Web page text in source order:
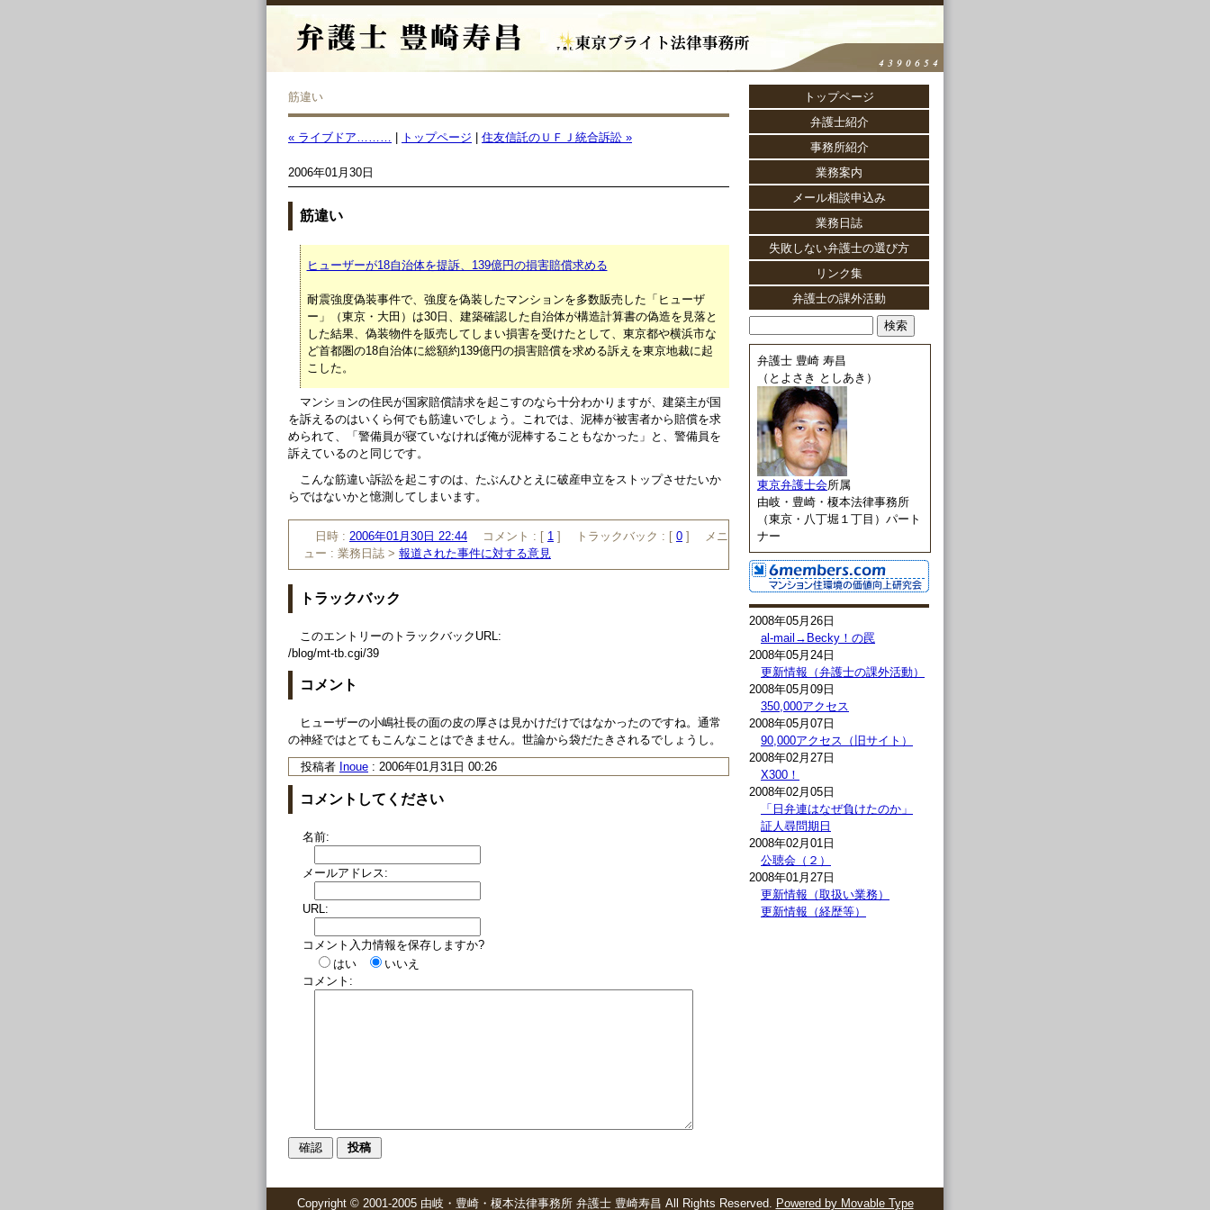
筋違い
« ライブドア……… トップページ 住友信託のＵＦＪ統合訴訟 »
2006年01月30日
筋違い
ヒューザーが18自治体を提訴、139億円の損害賠償求める
耐震強度偽装事件で、強度を偽装したマンションを多数販売した「ヒューザ
ー」（東京・大田）は30日、建築確認した自治体が構造計算書の偽造を見落と
した結果、偽装物件を販売してしまい損害を受けたとして、東京都や横浜市な
ど首都圏の18自治体に総額約139億円の損害賠償を求める訴えを東京地裁に起
こした。
マンションの住民が国家賠償請求を起こすのなら十分わかりますが、建築主が国
を訴えるのはいくら何でも筋違いでしょう。これでは、泥棒が被害者から賠償を求
められて、「警備員が寝ていなければ俺が泥棒することもなかった」と、警備員を
訴えているのと同じです。
こんな筋違い訴訟を起こすのは、たぶんひとえに破産申立をストップさせたいか
らではないかと憶測してしまいます。
日時 : 2006年01月30日 22:44 コメント : [ 1 ] トラックバック : [ 0 ]
メニ
ュー : 業務日誌 > 報道された事件に対する意見
トラックバック
このエントリーのトラックバックURL:
/blog/mt-tb.cgi/39
コメント
ヒューザーの小嶋社長の面の皮の厚さは見かけだけではなかったのですね。通常
の神経ではとてもこんなことはできません。世論から袋だたきされるでしょうし。
投稿者 Inoue : 2006年01月31日 00:26
コメントしてください
名前:
メールアドレス:
URL:
コメント入力情報を保存しますか?
はい
いいえ
コメント:
トップページ
弁護士紹介
事務所紹介
業務案内
メール相談申込み
業務日誌
失敗しない弁護士の選び方
リンク集
弁護士の課外活動
弁護士 豊崎 寿昌
（とよさき としあき）
東京弁護士会所属
由岐・豊崎・榎本法律事務所
（東京・八丁堀１丁目）パート
ナー
2008年05月26日
al-mail→Becky！の罠
2008年05月24日
更新情報（弁護士の課外活動）
2008年05月09日
350,000アクセス
2008年05月07日
90,000アクセス（旧サイト）
2008年02月27日
X300！
2008年02月05日
「日弁連はなぜ負けたのか」
証人尋問期日
2008年02月01日
公聴会（２）
2008年01月27日
更新情報（取扱い業務）
更新情報（経歴等）
Copyright © 2001-2005 由岐・豊崎・榎本法律事務所 弁護士 豊崎寿昌 All Rights Reserved. Powered by Movable Type